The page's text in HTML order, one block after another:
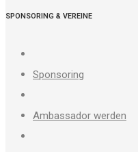
SPONSORING & VEREINE
Sponsoring
Ambassador werden